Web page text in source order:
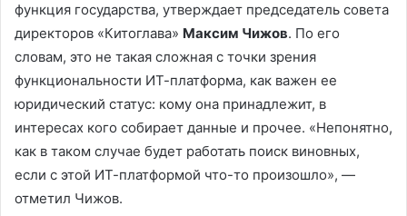
функция государства, утверждает председатель совета
директоров «Китоглава» Максим Чижов. По его
словам, это не такая сложная с точки зрения
функциональности ИТ-платформа, как важен ее
юридический статус: кому она принадлежит, в
интересах кого собирает данные и прочее. «Непонятно,
как в таком случае будет работать поиск виновных,
если с этой ИТ-платформой что-то произошло», —
отметил Чижов.